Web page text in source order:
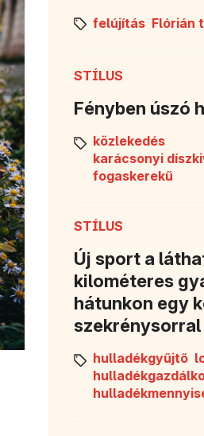
felújítás Flórián
STÍLUS
Fényben úszó
közlekedés
karácsonyi
fogaskerekű
STÍLUS
Új sport a
kilométeres
hátunkon egy
szekrénysorral
hulladékgyűjtő